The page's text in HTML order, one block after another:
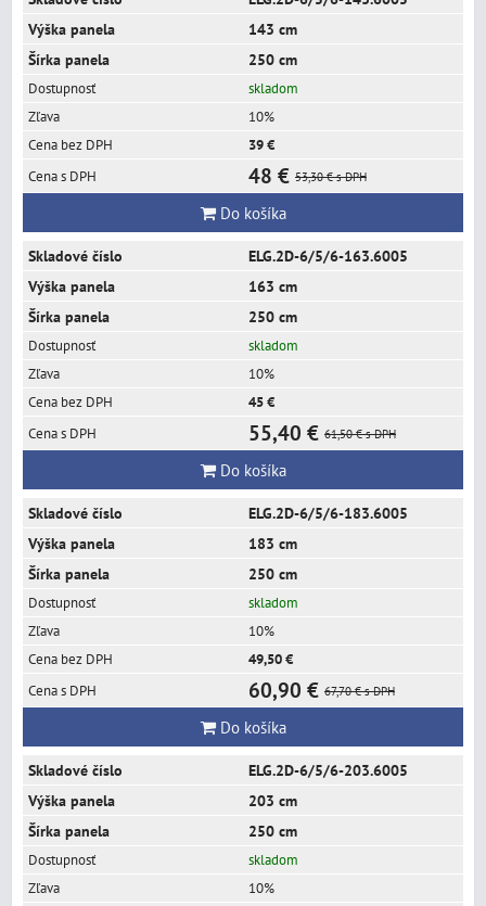
143 cm
250 cm
skladom
10%
39 €
48 € 53,30 € s DPH
Do košíka
ELG.2D-6/5/6-163.6005
163 cm
250 cm
skladom
10%
45 €
55,40 € 61,50 € s DPH
Do košíka
ELG.2D-6/5/6-183.6005
183 cm
250 cm
skladom
10%
49,50 €
60,90 € 67,70 € s DPH
Do košíka
ELG.2D-6/5/6-203.6005
203 cm
250 cm
skladom
10%